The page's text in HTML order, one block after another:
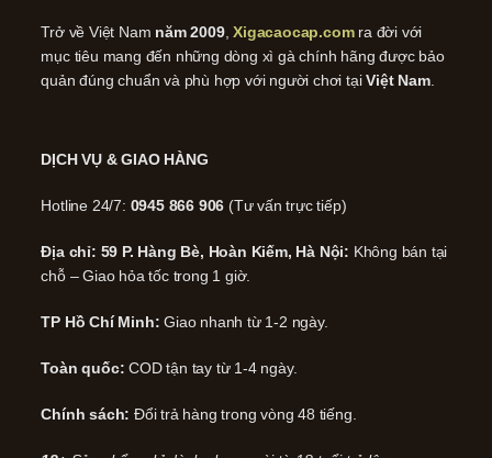
Trở về Việt Nam năm 2009,Xigacaocap.comra đời với
mục tiêu mang đến những dòng xì gà chính hãng được bảo
quản đúng chuẩn và phù hợp với người chơi tạiViệt Nam.
DỊCH VỤ & GIAO HÀNG
Hotline 24/7: 0945 866 906 (Tư vấn trực tiếp)
Địa chỉ: 59 P. Hàng Bè, Hoàn Kiếm, Hà Nội: Không bán tại
chỗ – Giao hỏa tốc trong 1 giờ.
TP Hồ Chí Minh: Giao nhanh từ 1-2 ngày.
Toàn quốc: COD tận tay từ 1-4 ngày.
Chính sách: Đổi trả hàng trong vòng 48 tiếng.